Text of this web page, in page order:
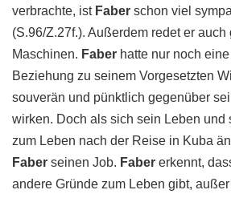
verbrachte, ist Faber schon viel
(S.96/Z.27f.). Außerdem redet er auch
Maschinen. Faber hatte nur noch
Beziehung zu seinem Vorgesetzten
souverän und pünktlich gegenüber
wirken. Doch als sich sein Leben und
zum Leben nach der Reise in Kuba
Faber seinen Job. Faber erkennt,
andere Gründe zum Leben gibt,